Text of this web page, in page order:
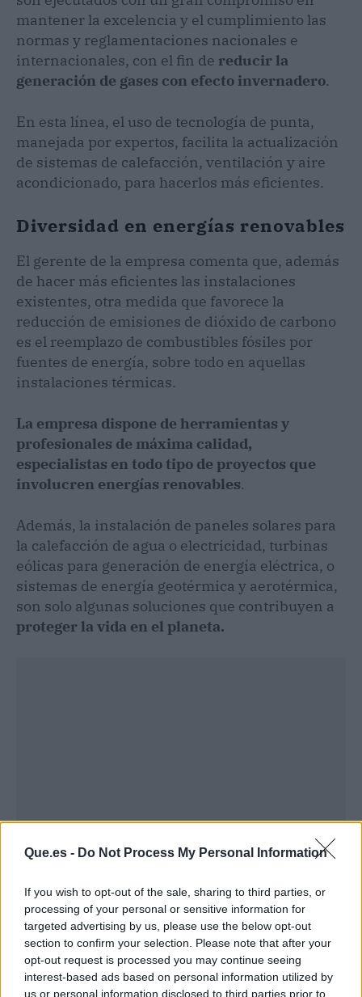
Que.es - Do Not Process My Personal Information
If you wish to opt-out of the sale, sharing to third parties, or
processing of your personal or sensitive information for
targeted advertising by us, please use the below opt-out
section to confirm your selection. Please note that after your
opt-out request is processed you may continue seeing
interest-based ads based on personal information utilized by
us or personal information disclosed to third parties prior to
mantener la excelencia y el cumplimiento las
normas y reglamentaciones nacionales e
internacionales, con el fin de reducir la
generación de gases con efecto invernadero.
En esta línea, el uso de tecnología de punta,
manejada por expertos, facilita la actualización
de sistemas de calefacción, ventilación y aire
acondicionado, para hacerlos más eficientes.
Diversidad en energías renovables
El gerente de la empresa comenta que, además
de hacer más eficientes las instalaciones
existentes, otra medida que favorece la
reducción de emisiones de dióxido de carbono
es el reemplazo de combustibles fósiles por
fuentes de energía, sobre todo en aquellas
instalaciones térmicas.
La empresa dispone de herramientas y
profesionales de máxima calidad,
especialistas en todo tipo de proyectos que
involucren energías renovables.
Además, la instalación de paneles solares para
la calefacción de agua o electricidad, turbinas
eólicas para generación de energía eléctrica, o
sistemas de energía geotérmica y aerotérmica,
son solo algunas soluciones que contribuyen a
proteger la vida en el planeta.
Publicidad